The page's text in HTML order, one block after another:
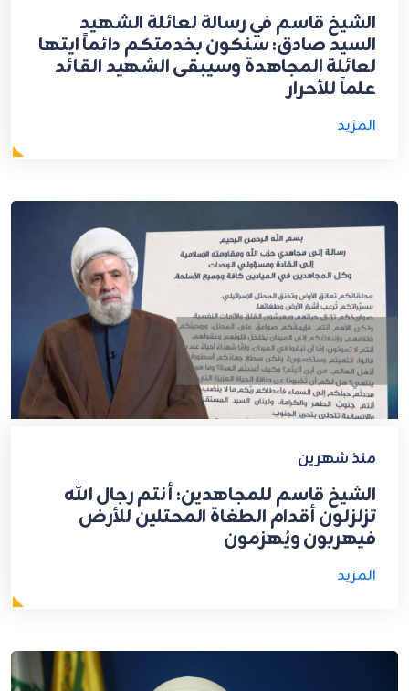
الشيخ قاسم في رسالة لعائلة الشهيد
السيد صادق: سنكون بخدمتكم دائماً ايتها
لعائلة المجاهدة وسيبقى الشهيد القائد
علماً للأحرار
المزيد
منذ شهرين
الشيخ قاسم للمجاهدين: أنتم رجال الله
تزلزلون أقدام الطغاة المحتلين للأرض
فيهربون ويُهزمون
المزيد